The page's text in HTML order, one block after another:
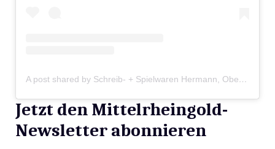
A post shared by Schreib- + Spielwaren Hermann, Oberwesel (@hermannoberwesel)
Jetzt den Mittelrheingold-
Newsletter abonnieren